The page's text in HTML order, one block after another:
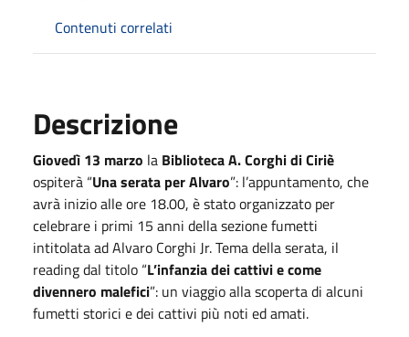
Contenuti correlati
Descrizione
Giovedì 13 marzo la Biblioteca A. Corghi di Ciriè
ospiterà “Una serata per Alvaro”: l’appuntamento, che
avrà inizio alle ore 18.00, è stato organizzato per
celebrare i primi 15 anni della sezione fumetti
intitolata ad Alvaro Corghi Jr. Tema della serata, il
reading dal titolo “L’infanzia dei cattivi e come
divennero malefici”: un viaggio alla scoperta di alcuni
fumetti storici e dei cattivi più noti ed amati.